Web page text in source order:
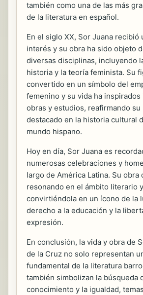
también como una de las más
de la literatura en español.
En el siglo XX, Sor Juana recibió
interés y su obra ha sido objeto
diversas disciplinas, incluyendo
historia y la teoría feminista. Su
convertido en un símbolo del
femenino y su vida ha
obras y estudios, reafirmando su
destacado en la historia cultural
mundo hispano.
Hoy en día, Sor Juana es
numerosas celebraciones y
largo de América Latina. Su obra
resonando en el ámbito literario
convirtiéndola en un ícono de la
derecho a la educación y la
expresión.
En conclusión, la vida y obra de
de la Cruz no solo representan
fundamental de la literatura
también simbolizan la búsqueda
conocimiento y la igualdad,